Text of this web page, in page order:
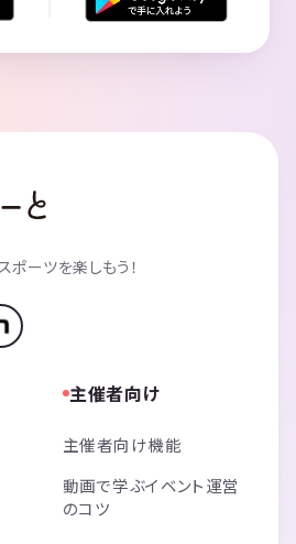
ーツを楽しもう！
主催者向け
主催者向け機能
動画で学ぶイベント運営
のコツ